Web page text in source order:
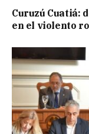
Curuzú Cuatiá:
en el violento